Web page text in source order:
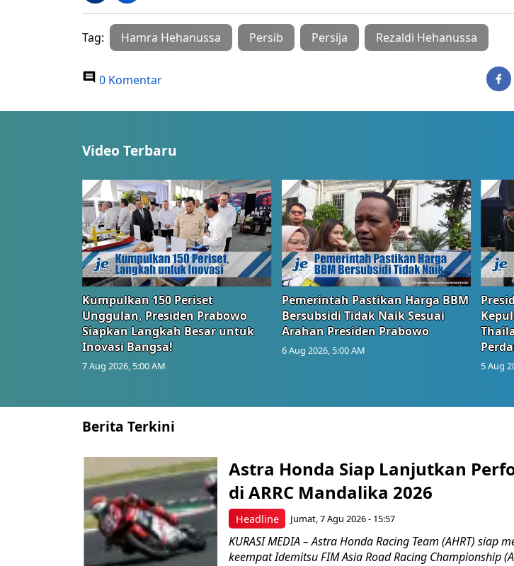
Tag: Hamra Hehanussa Persib Persija Rezaldi Hehanussa
0 Komentar
Video Terbaru
Kumpulkan 150 Periset
Unggulan, Presiden Prabowo
Siapkan Langkah Besar untuk
Inovasi Bangsa!
7 Aug 2026, 5:00 AM
Pemerintah Pastikan Harga BBM
Bersubsidi Tidak Naik Sesuai
Arahan Presiden Prabowo
6 Aug 2026, 5:00 AM
5 Aug
Berita Terkini
Headline
Astra Honda Siap Lanjutkan
di ARRC Mandalika 2026
Jumat, 7 Agu 2026 - 15:57
KURASI MEDIA – Astra Honda Racing Team (AHRT) siap
keempat Idemitsu FIM Asia Road Racing Championship